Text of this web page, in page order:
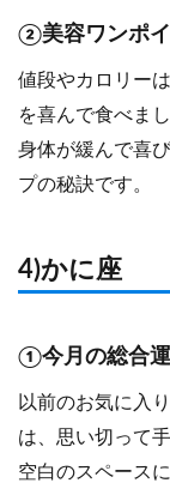
②美容ワンポ
値段やカロリー
を喜んで食べまし
身体が緩んで喜
プの秘訣です。
4)かに座
①今月の総合運
以前のお気に入
は、思い切って
空白のスペース